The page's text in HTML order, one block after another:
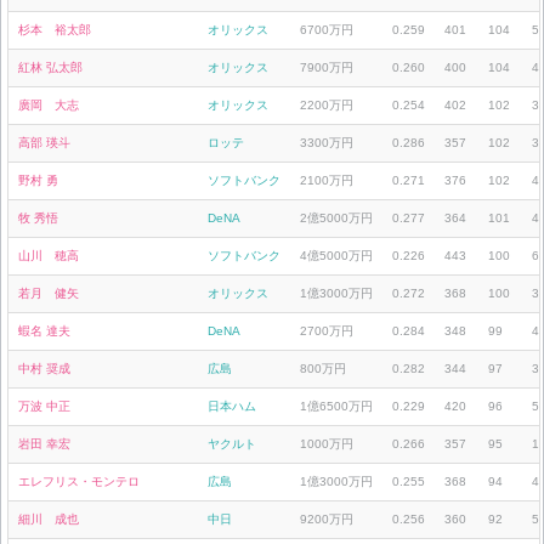
杉本 裕太郎 オリックス 6700万円 0.259 401 104
紅林 弘太郎 オリックス 7900万円 0.260 400 104
廣岡 大志 オリックス 2200万円 0.254 402 102
高部 瑛斗 ロッテ 3300万円 0.286 357 102
野村 勇 ソフトバンク 2100万円 0.271 376 102
牧 秀悟 DeNA 2億5000万円 0.277 364 101
山川 穂高 ソフトバンク 4億5000万円 0.226 443 100
若月 健矢 オリックス 1億3000万円 0.272 368 100
蝦名 達夫 DeNA 2700万円 0.284 348 99
中村 奨成 広島 800万円 0.282 344 97
万波 中正 日本ハム 1億6500万円 0.229 420 96
岩田 幸宏 ヤクルト 1000万円 0.266 357 95
エレフリス・モンテロ 広島 1億3000万円 0.255 368 94
細川 成也 中日 9200万円 0.256 360 92